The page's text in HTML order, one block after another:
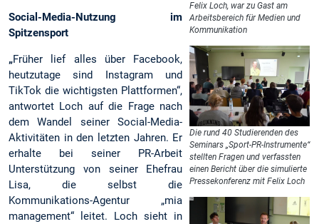
Felix Loch, war zu Gast am
Arbeitsbereich für Medien und
Kommunikation
Die rund 40 Studierenden des
Seminars „Sport-PR-Instrumente“
stellten Fragen und verfassten
einen Bericht über die simulierte
Pressekonferenz mit Felix Loch
Social-Media-Nutzung im
Spitzensport
„Früher lief alles über Facebook,
heutzutage sind Instagram und
TikTok die wichtigsten Plattformen“,
antwortet Loch auf die Frage nach
dem Wandel seiner Social-Media-
Aktivitäten in den letzten Jahren. Er
erhalte bei seiner PR-Arbeit
Unterstützung von seiner Ehefrau
Lisa, die selbst die
Kommunikations-Agentur „mia
management“ leitet. Loch sieht in